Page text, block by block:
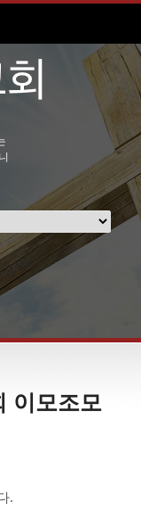
이모조모
.